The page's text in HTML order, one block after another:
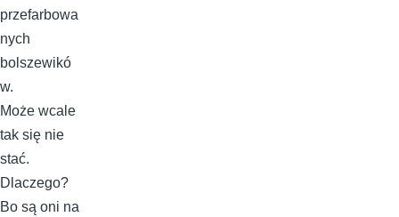
przefarbowa
nych
bolszewikó
w.
Może wcale
tak się nie
stać.
Dlaczego?
Bo są oni na